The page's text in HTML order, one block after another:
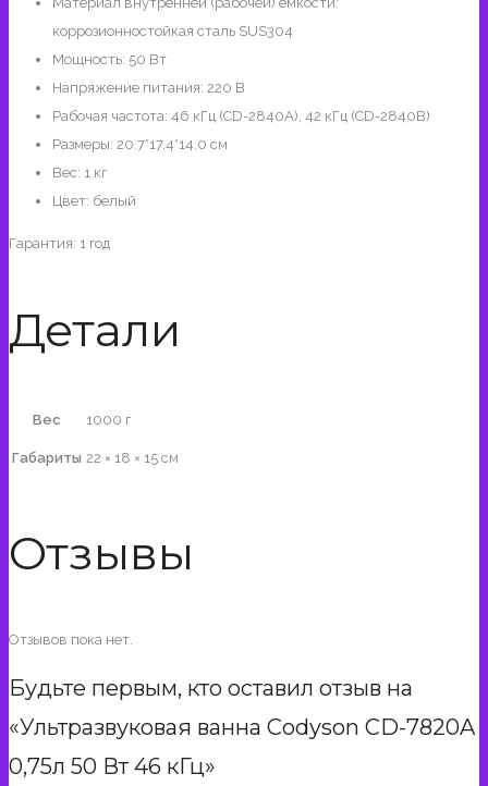
коррозионностойкая сталь SUS304
Мощность: 50 Вт
Напряжение питания: 220 В
Рабочая частота: 46 кГц (CD-2840A), 42 кГц (CD-2840B)
Размеры: 20.7*17.4*14.0 см
Вес: 1 кг
Цвет: белый
Гарантия: 1 год
Детали
Вес 1000 г
Габариты 22 × 18 × 15 см
Отзывы
Отзывов пока нет.
Будьте первым, кто оставил отзыв на
«Ультразвуковая ванна Codyson CD-7820A
0,75л 50 Вт 46 кГц»